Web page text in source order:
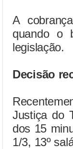
A
quando o
legislação.
Decisão
Justiça do
dos 15
1/3, 13º